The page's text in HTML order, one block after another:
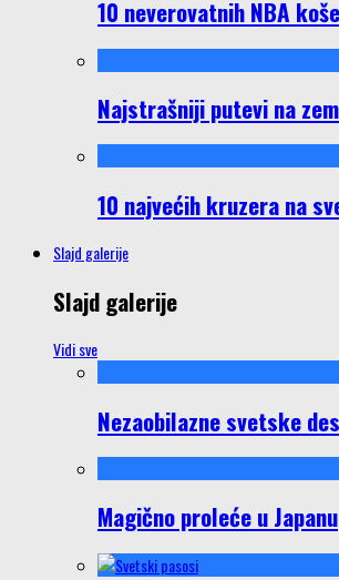
10 neverovatnih NBA
Najstrašniji putevi na
10 najvećih kruzera na
Slajd galerije
Slajd galerije
Vidi sve
Nezaobilazne svetske
Magično proleće u Japanu